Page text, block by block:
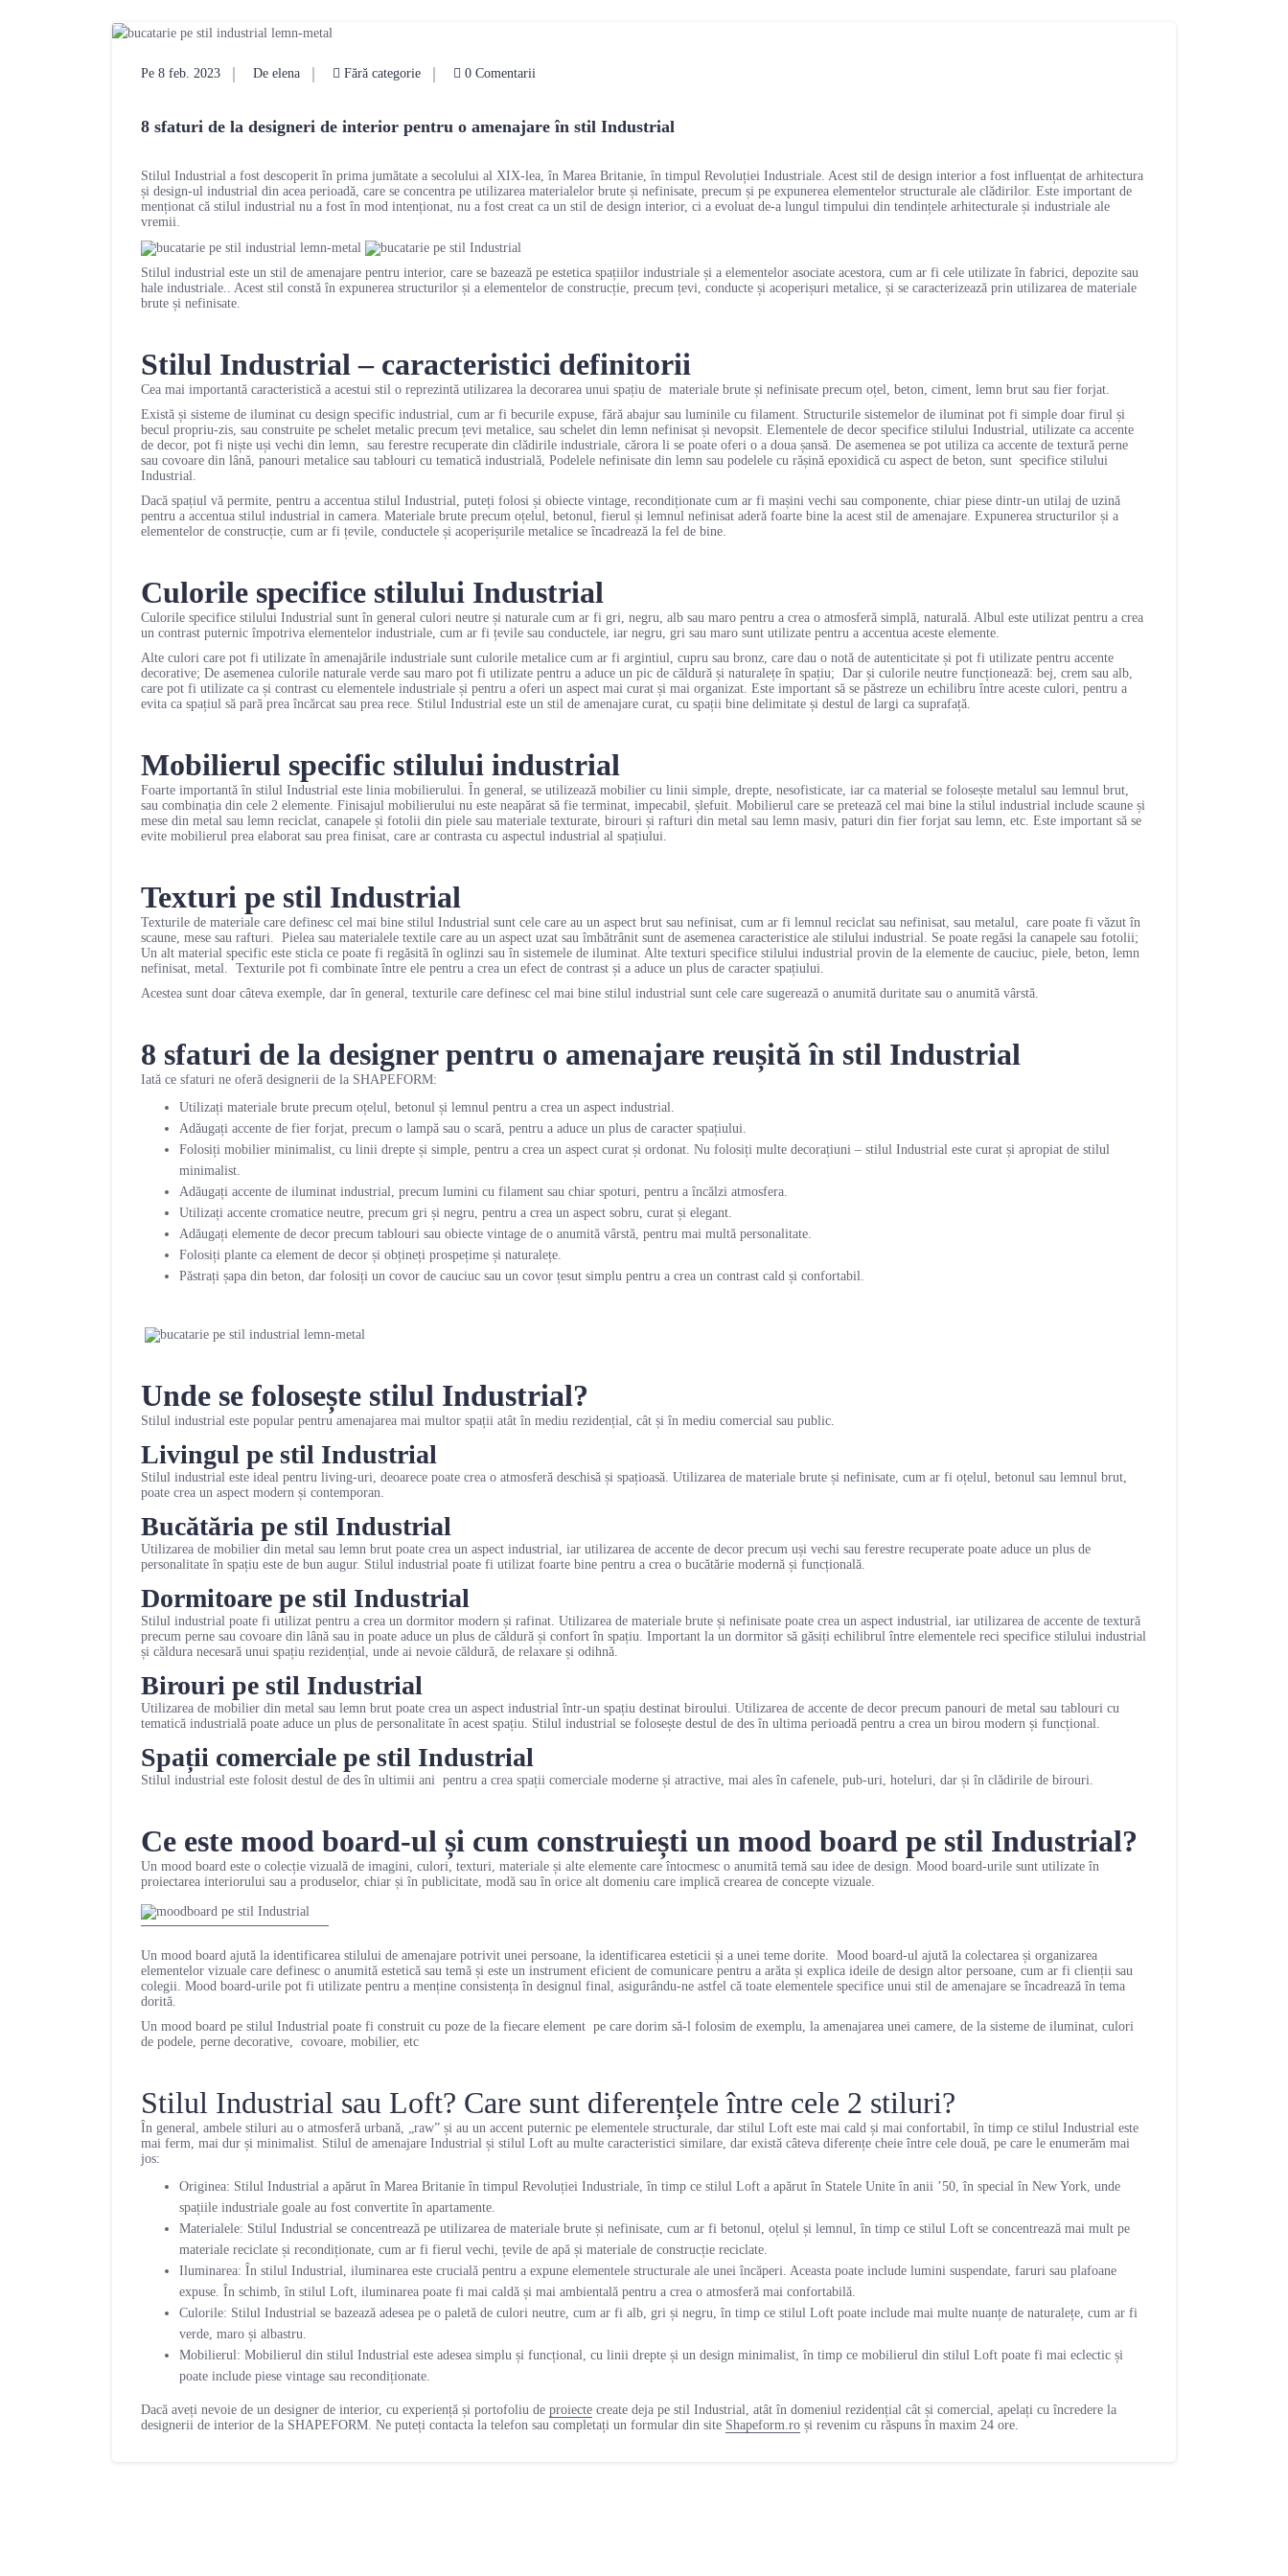
Pe 8 feb. 2023 De elena Fără categorie 0 Comentarii
8 sfaturi de la designeri de interior pentru o amenajare în stil Industrial
Stilul Industrial a fost descoperit în prima jumătate a secolului al XIX-lea, în Marea Britanie, în timpul Revoluției Industriale. Acest stil de design interior a fost influențat de arhitectura
și design-ul industrial din acea perioadă, care se concentra pe utilizarea materialelor brute și nefinisate, precum și pe expunerea elementelor structurale ale clădirilor. Este important de
menționat că stilul industrial nu a fost în mod intenționat, nu a fost creat ca un stil de design interior, ci a evoluat de-a lungul timpului din tendințele arhitecturale și industriale ale
vremii.
Stilul industrial este un stil de amenajare pentru interior, care se bazează pe estetica spațiilor industriale și a elementelor asociate acestora, cum ar fi cele utilizate în fabrici, depozite sau
hale industriale.. Acest stil constă în expunerea structurilor și a elementelor de construcție, precum țevi, conducte și acoperișuri metalice, și se caracterizează prin utilizarea de materiale
brute și nefinisate.
Stilul Industrial – caracteristici definitorii
Cea mai importantă caracteristică a acestui stil o reprezintă utilizarea la decorarea unui spațiu de materiale brute și nefinisate precum oțel, beton, ciment, lemn brut sau fier forjat.
Există și sisteme de iluminat cu design specific industrial, cum ar fi becurile expuse, fără abajur sau luminile cu filament. Structurile sistemelor de iluminat pot fi simple doar firul și
becul propriu-zis, sau construite pe schelet metalic precum țevi metalice, sau schelet din lemn nefinisat și nevopsit. Elementele de decor specifice stilului Industrial, utilizate ca accente
de decor, pot fi niște uși vechi din lemn, sau ferestre recuperate din clădirile industriale, cărora li se poate oferi o a doua șansă. De asemenea se pot utiliza ca accente de textură perne
sau covoare din lână, panouri metalice sau tablouri cu tematică industrială, Podelele nefinisate din lemn sau podelele cu rășină epoxidică cu aspect de beton, sunt specifice stilului
Industrial.
Dacă spațiul vă permite, pentru a accentua stilul Industrial, puteți folosi și obiecte vintage, recondiționate cum ar fi mașini vechi sau componente, chiar piese dintr-un utilaj de uzină
pentru a accentua stilul industrial in camera. Materiale brute precum oțelul, betonul, fierul și lemnul nefinisat aderă foarte bine la acest stil de amenajare. Expunerea structurilor și a
elementelor de construcție, cum ar fi țevile, conductele și acoperișurile metalice se încadrează la fel de bine.
Culorile specifice stilului Industrial
Culorile specifice stilului Industrial sunt în general culori neutre și naturale cum ar fi gri, negru, alb sau maro pentru a crea o atmosferă simplă, naturală. Albul este utilizat pentru a crea
un contrast puternic împotriva elementelor industriale, cum ar fi țevile sau conductele, iar negru, gri sau maro sunt utilizate pentru a accentua aceste elemente.
Alte culori care pot fi utilizate în amenajările industriale sunt culorile metalice cum ar fi argintiul, cupru sau bronz, care dau o notă de autenticitate și pot fi utilizate pentru accente
decorative; De asemenea culorile naturale verde sau maro pot fi utilizate pentru a aduce un pic de căldură și naturalețe în spațiu; Dar și culorile neutre funcționează: bej, crem sau alb,
care pot fi utilizate ca și contrast cu elementele industriale și pentru a oferi un aspect mai curat și mai organizat. Este important să se păstreze un echilibru între aceste culori, pentru a
evita ca spațiul să pară prea încărcat sau prea rece. Stilul Industrial este un stil de amenajare curat, cu spații bine delimitate și destul de largi ca suprafață.
Mobilierul specific stilului industrial
Foarte importantă în stilul Industrial este linia mobilierului. În general, se utilizează mobilier cu linii simple, drepte, nesofisticate, iar ca material se folosește metalul sau lemnul brut,
sau combinația din cele 2 elemente. Finisajul mobilierului nu este neapărat să fie terminat, impecabil, șlefuit. Mobilierul care se pretează cel mai bine la stilul industrial include scaune și
mese din metal sau lemn reciclat, canapele și fotolii din piele sau materiale texturate, birouri și rafturi din metal sau lemn masiv, paturi din fier forjat sau lemn, etc. Este important să se
evite mobilierul prea elaborat sau prea finisat, care ar contrasta cu aspectul industrial al spațiului.
Texturi pe stil Industrial
Texturile de materiale care definesc cel mai bine stilul Industrial sunt cele care au un aspect brut sau nefinisat, cum ar fi lemnul reciclat sau nefinisat, sau metalul, care poate fi văzut în
scaune, mese sau rafturi. Pielea sau materialele textile care au un aspect uzat sau îmbătrânit sunt de asemenea caracteristice ale stilului industrial. Se poate regăsi la canapele sau fotolii;
Un alt material specific este sticla ce poate fi regăsită în oglinzi sau în sistemele de iluminat. Alte texturi specifice stilului industrial provin de la elemente de cauciuc, piele, beton, lemn
nefinisat, metal. Texturile pot fi combinate între ele pentru a crea un efect de contrast și a aduce un plus de caracter spațiului.
Acestea sunt doar câteva exemple, dar în general, texturile care definesc cel mai bine stilul industrial sunt cele care sugerează o anumită duritate sau o anumită vârstă.
8 sfaturi de la designer pentru o amenajare reușită în stil Industrial
Iată ce sfaturi ne oferă designerii de la SHAPEFORM:
Utilizați materiale brute precum oțelul, betonul și lemnul pentru a crea un aspect industrial.
Adăugați accente de fier forjat, precum o lampă sau o scară, pentru a aduce un plus de caracter spațiului.
Folosiți mobilier minimalist, cu linii drepte și simple, pentru a crea un aspect curat și ordonat. Nu folosiți multe decorațiuni – stilul Industrial este curat și apropiat de stilul
minimalist.
Adăugați accente de iluminat industrial, precum lumini cu filament sau chiar spoturi, pentru a încălzi atmosfera.
Utilizați accente cromatice neutre, precum gri și negru, pentru a crea un aspect sobru, curat și elegant.
Adăugați elemente de decor precum tablouri sau obiecte vintage de o anumită vârstă, pentru mai multă personalitate.
Folosiți plante ca element de decor și obțineți prospețime și naturalețe.
Păstrați șapa din beton, dar folosiți un covor de cauciuc sau un covor țesut simplu pentru a crea un contrast cald și confortabil.
Unde se folosește stilul Industrial?
Stilul industrial este popular pentru amenajarea mai multor spații atât în mediu rezidențial, cât și în mediu comercial sau public.
Livingul pe stil Industrial
Stilul industrial este ideal pentru living-uri, deoarece poate crea o atmosferă deschisă și spațioasă. Utilizarea de materiale brute și nefinisate, cum ar fi oțelul, betonul sau lemnul brut,
poate crea un aspect modern și contemporan.
Bucătăria pe stil Industrial
Utilizarea de mobilier din metal sau lemn brut poate crea un aspect industrial, iar utilizarea de accente de decor precum uși vechi sau ferestre recuperate poate aduce un plus de
personalitate în spațiu este de bun augur. Stilul industrial poate fi utilizat foarte bine pentru a crea o bucătărie modernă și funcțională.
Dormitoare pe stil Industrial
Stilul industrial poate fi utilizat pentru a crea un dormitor modern și rafinat. Utilizarea de materiale brute și nefinisate poate crea un aspect industrial, iar utilizarea de accente de textură
precum perne sau covoare din lână sau in poate aduce un plus de căldură și confort în spațiu. Important la un dormitor să găsiți echilibrul între elementele reci specifice stilului industrial
și căldura necesară unui spațiu rezidențial, unde ai nevoie căldură, de relaxare și odihnă.
Birouri pe stil Industrial
Utilizarea de mobilier din metal sau lemn brut poate crea un aspect industrial într-un spațiu destinat biroului. Utilizarea de accente de decor precum panouri de metal sau tablouri cu
tematică industrială poate aduce un plus de personalitate în acest spațiu. Stilul industrial se folosește destul de des în ultima perioadă pentru a crea un birou modern și funcțional.
Spații comerciale pe stil Industrial
Stilul industrial este folosit destul de des în ultimii ani pentru a crea spații comerciale moderne și atractive, mai ales în cafenele, pub-uri, hoteluri, dar și în clădirile de birouri.
Ce este mood board-ul și cum construiești un mood board pe stil Industrial?
Un mood board este o colecție vizuală de imagini, culori, texturi, materiale și alte elemente care întocmesc o anumită temă sau idee de design. Mood board-urile sunt utilizate în
proiectarea interiorului sau a produselor, chiar și în publicitate, modă sau în orice alt domeniu care implică crearea de concepte vizuale.
Un mood board ajută la identificarea stilului de amenajare potrivit unei persoane, la identificarea esteticii și a unei teme dorite. Mood board-ul ajută la colectarea și organizarea
elementelor vizuale care definesc o anumită estetică sau temă și este un instrument eficient de comunicare pentru a arăta și explica ideile de design altor persoane, cum ar fi clienții sau
colegii. Mood board-urile pot fi utilizate pentru a menține consistența în designul final, asigurându-ne astfel că toate elementele specifice unui stil de amenajare se încadrează în tema
dorită.
Un mood board pe stilul Industrial poate fi construit cu poze de la fiecare element pe care dorim să-l folosim de exemplu, la amenajarea unei camere, de la sisteme de iluminat, culori
de podele, perne decorative, covoare, mobilier, etc
Stilul Industrial sau Loft? Care sunt diferențele între cele 2 stiluri?
În general, ambele stiluri au o atmosferă urbană, „raw” și au un accent puternic pe elementele structurale, dar stilul Loft este mai cald și mai confortabil, în timp ce stilul Industrial este
mai ferm, mai dur și minimalist. Stilul de amenajare Industrial și stilul Loft au multe caracteristici similare, dar există câteva diferențe cheie între cele două, pe care le enumerăm mai
jos:
Originea: Stilul Industrial a apărut în Marea Britanie în timpul Revoluției Industriale, în timp ce stilul Loft a apărut în Statele Unite în anii ’50, în special în New York, unde
spațiile industriale goale au fost convertite în apartamente.
Materialele: Stilul Industrial se concentrează pe utilizarea de materiale brute și nefinisate, cum ar fi betonul, oțelul și lemnul, în timp ce stilul Loft se concentrează mai mult pe
materiale reciclate și recondiționate, cum ar fi fierul vechi, țevile de apă și materiale de construcție reciclate.
Iluminarea: În stilul Industrial, iluminarea este crucială pentru a expune elementele structurale ale unei încăperi. Aceasta poate include lumini suspendate, faruri sau plafoane
expuse. În schimb, în stilul Loft, iluminarea poate fi mai caldă și mai ambientală pentru a crea o atmosferă mai confortabilă.
Culorile: Stilul Industrial se bazează adesea pe o paletă de culori neutre, cum ar fi alb, gri și negru, în timp ce stilul Loft poate include mai multe nuanțe de naturalețe, cum ar fi
verde, maro și albastru.
Mobilierul: Mobilierul din stilul Industrial este adesea simplu și funcțional, cu linii drepte și un design minimalist, în timp ce mobilierul din stilul Loft poate fi mai eclectic și
poate include piese vintage sau recondiționate.
Dacă aveți nevoie de un designer de interior, cu experiență și portofoliu de proiecte create deja pe stil Industrial, atât în domeniul rezidențial cât și comercial, apelați cu încredere la
designerii de interior de la SHAPEFORM. Ne puteți contacta la telefon sau completați un formular din site Shapeform.ro și revenim cu răspuns în maxim 24 ore.